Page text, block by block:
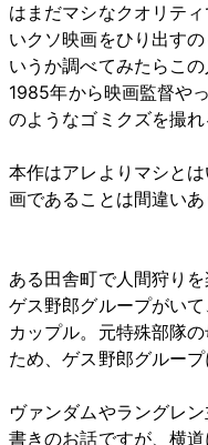
はまだマシなクオリテ
いクソ映画をひり出す
いうか調べてみたらこ
1985年から映画監督や
のようなゴミクズを撮れ
本作はアレよりマシと
画であることは間違いあ
ある田舎町で人間狩り
ゲス野郎グループがい
カップル。元特殊部隊
ため、ゲス野郎グループ
ヴァンダムやラングレ
書きのお話ですが、横